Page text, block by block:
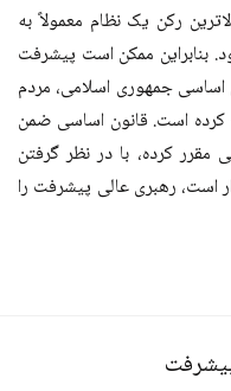
رکن یک نظام معمولاً به
ممکن است پیشرفت
اساسی جمهوری اسلامی، مردم
کرده است. قانون اساسی ضمن
مقرر کرده، با در نظر گرفتن
است، رهبری عالی پیشرفت را